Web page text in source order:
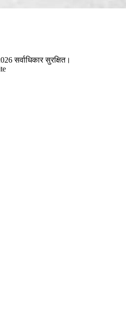
सर्वाधिकार सुरक्षित।